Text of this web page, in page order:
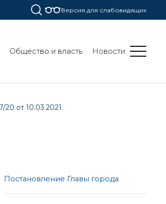
Версия для слабовидящих
Общество и власть Новости
от 10.03.2021
Постановление Главы города